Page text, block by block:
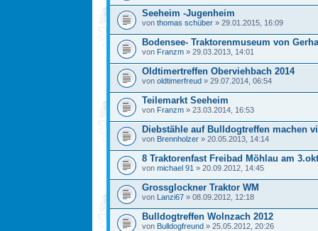
Seeheim -Jugenheim
von thomas schüber » 29.01.2015, 16:09
Bodensee- Traktorenmuseum von
von Franzm » 29.03.2013, 14:01
Oldtimertreffen Oberviehbach 2014
von oldtimerfreud » 29.07.2014, 06:54
Teilemarkt Seeheim
von Franzm » 23.03.2014, 16:53
Diebstähle auf Bulldogtreffen machen
von Brennholzer » 20.05.2013, 14:14
8 Traktorenfast Freibad Möhlau am
von michael 91 » 20.09.2012, 14:45
Grossglockner Traktor WM
von Lanzi67 » 08.09.2012, 12:18
Bulldogtreffen Wolnzach 2012
von Bulldogfreund » 25.05.2012, 20:26